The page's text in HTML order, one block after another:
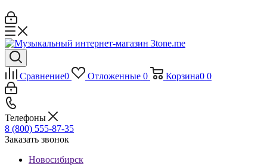
Сравнение0 Отложенные 0 Корзина0 0
Телефоны
8 (800) 555-87-35
Заказать звонок
Новосибирск